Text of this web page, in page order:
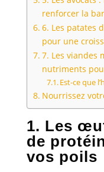
renforcer la
6. Les patates
pour une
7. Les viandes
nutriments
Est-ce que
Nourrissez
1. Les
de
vos poils